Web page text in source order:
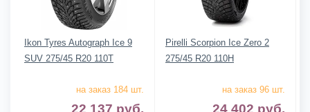
Ikon Tyres Autograph Ice 9
SUV 275/45 R20 110T
на заказ 184 шт.
22 137 руб.
Pirelli Scorpion Ice Zero 2
275/45 R20 110H
на заказ 96 шт.
24 402 руб.